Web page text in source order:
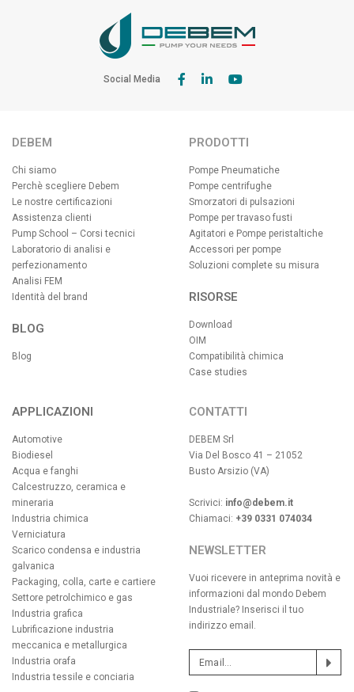
Social Media
DEBEM
Chi siamo
Perchè scegliere Debem
Le nostre certificazioni
Assistenza clienti
Pump School – Corsi tecnici
Laboratorio di analisi e
perfezionamento
Analisi FEM
Identità del brand
BLOG
Blog
PRODOTTI
Pompe Pneumatiche
Pompe centrifughe
Smorzatori di pulsazioni
Pompe per travaso fusti
Agitatori e Pompe peristaltiche
Accessori per pompe
Soluzioni complete su misura
RISORSE
Download
OIM
Compatibilità chimica
Case studies
APPLICAZIONI
Automotive
Biodiesel
Acqua e fanghi
Calcestruzzo, ceramica e
mineraria
Industria chimica
Verniciatura
Scarico condensa e industria
galvanica
Packaging, colla, carte e cartiere
Settore petrolchimico e gas
Industria grafica
Lubrificazione industria
meccanica e metallurgica
Industria orafa
Industria tessile e conciaria
CONTATTI
DEBEM Srl
Via Del Bosco 41 – 21052
Busto Arsizio (VA)
Scrivici: info@debem.it
Chiamaci: +39 0331 074034
NEWSLETTER
Vuoi ricevere in anteprima novità e
informazioni dal mondo Debem
Industriale? Inserisci il tuo
indirizzo email.